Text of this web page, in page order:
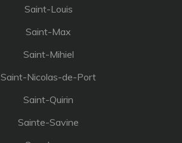
Saint-Louis
Saint-Max
Saint-Mihiel
Saint-Nicolas-de-Port
Saint-Quirin
Sainte-Savine